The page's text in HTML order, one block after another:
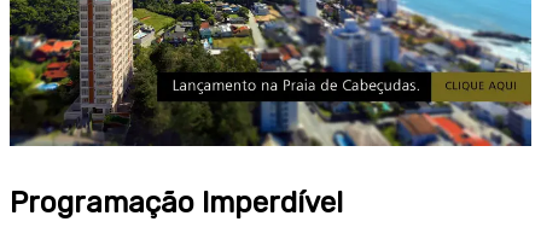
Programação Imperdível